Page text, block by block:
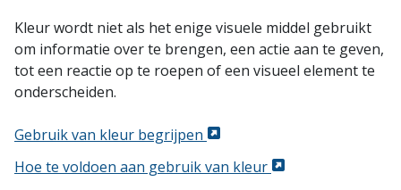
Kleur wordt niet als het enige visuele middel gebruikt
om informatie over te brengen, een actie aan te geven,
tot een reactie op te roepen of een visueel element te
onderscheiden.
Gebruik van kleur begrijpen
Hoe te voldoen aan gebruik van kleur